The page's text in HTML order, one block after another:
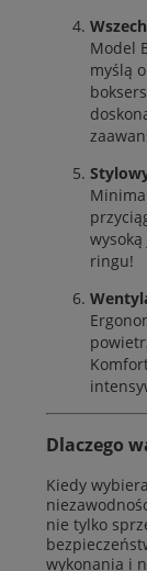
Model
myślą
ringu!
Dlaczego
Kiedy
nie tylko
wykonania i